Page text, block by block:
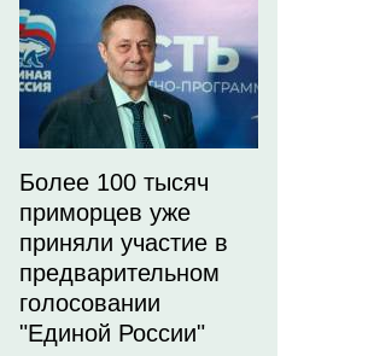
Более 100 тысяч
приморцев уже
приняли участие в
предварительном
голосовании
"Единой России"